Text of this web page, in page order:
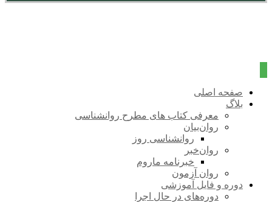
صفحه اصلی
بلاگ
معرفی کتاب های مطرح روانشناسی
روان‌بیان
روانشناسی روز
روان‌خبر
خبرنامه ماروم
روان آزمون
دوره و فایل آموزشی
دوره‌های در حال اجرا